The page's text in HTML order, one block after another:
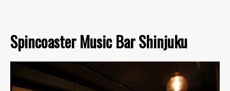
Spincoaster Music Bar Shinjuku